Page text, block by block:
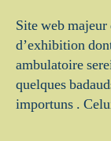
Site web
d’exhibition
ambulatoire
quelques
importuns .